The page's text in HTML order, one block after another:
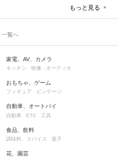
もっと見る
一覧へ
家電、AV、カメラ
キッチン 映像 オーディオ
おもちゃ、ゲーム
フィギュア ビンテージ
自動車、オートバイ
自動車 ETC 工具
食品、飲料
調味料、スパイス 菓子
花、園芸